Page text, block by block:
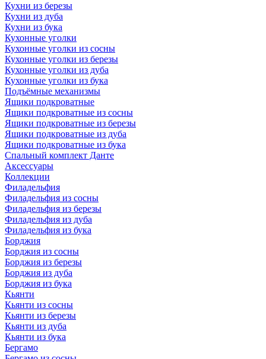
Кухни из березы
Кухни из дуба
Кухни из бука
Кухонные уголки
Кухонные уголки из сосны
Кухонные уголки из березы
Кухонные уголки из дуба
Кухонные уголки из бука
Подъёмные механизмы
Ящики подкроватные
Ящики подкроватные из сосны
Ящики подкроватные из березы
Ящики подкроватные из дуба
Ящики подкроватные из бука
Спальный комплект Данте
Аксессуары
Коллекции
Филадельфия
Филадельфия из сосны
Филадельфия из березы
Филадельфия из дуба
Филадельфия из бука
Борджия
Борджия из сосны
Борджия из березы
Борджия из дуба
Борджия из бука
Кьянти
Кьянти из сосны
Кьянти из березы
Кьянти из дуба
Кьянти из бука
Бергамо